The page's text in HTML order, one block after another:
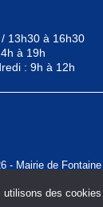
13h30 à 16h30
à 19h
: 9h à 12h
- Mairie de
utilisons des